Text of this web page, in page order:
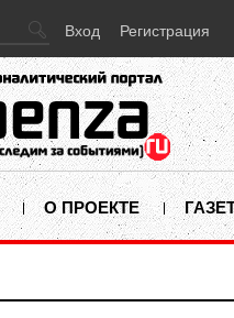
Вход Регистрация
О ПРОЕКТЕ